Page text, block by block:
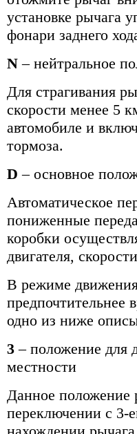
установке рычага
фонари заднего
N – нейтральное
Для страгивания
скорости менее 5
автомобиле и
тормоза.
D – основное
Автоматическое
пониженные
коробки
двигателя,
В режиме
предпочтительнее
одно из ниже
3 – положение для
местности
Данное положение
переключении с 3-